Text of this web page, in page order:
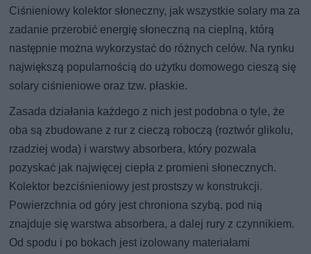
Ciśnieniowy kolektor słoneczny, jak wszystkie solary ma za
zadanie przerobić energię słoneczną na cieplną, którą
następnie można wykorzystać do różnych celów. Na rynku
największą popularnością do użytku domowego cieszą się
solary ciśnieniowe oraz tzw. płaskie.
Zasada działania każdego z nich jest podobna o tyle, że
oba są zbudowane z rur z cieczą roboczą (roztwór glikolu,
rzadziej woda) i warstwy absorbera, który pozwala
pozyskać jak najwięcej ciepła z promieni słonecznych.
Kolektor bezciśnieniowy jest prostszy w konstrukcji.
Powierzchnia od góry jest chroniona szybą, pod nią
znajduje się warstwa absorbera, a dalej rury z czynnikiem.
Od spodu i po bokach jest izolowany materiałami